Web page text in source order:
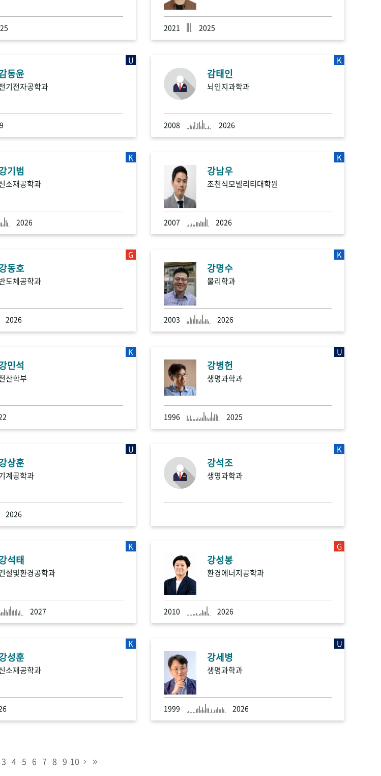
2021 2025
동윤
기전자공학과
U
감태인
뇌인지과학과
2008 2026
K
기범
소재공학과
2026
K
강남우
조천식모빌리티대학원
2007 2026
K
동호
도체공학과
2026
G
강명수
물리학과
2003 2026
K
민석
산학부
K
강병헌
생명과학과
1996 2025
U
상훈
계공학과
2026
U
강석조
생명과학과
K
석태
설및환경공학과
2027
K
강성봉
환경에너지공학과
2010 2026
G
성훈
소재공학과
K
강세병
생명과학과
1999 2026
U
3 4 5 6 7 8 9 10